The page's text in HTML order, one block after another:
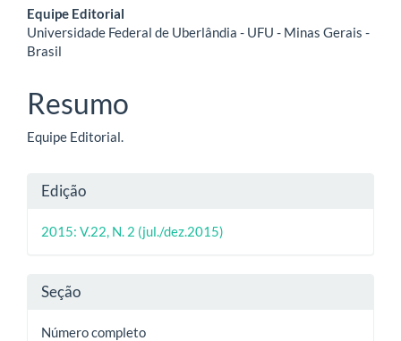
Conteúdo
do
principal
Equipe Editorial
Universidade Federal de Uberlândia - UFU - Minas Gerais -
Brasil
Resumo
Equipe Editorial.
Detalhes
do
Edição
2015: V.22, N. 2 (jul./dez.2015)
Seção
Número completo